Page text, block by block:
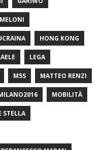
HONG KONG
LEGA
M5S MATTEO RENZI
MOBILITÀ
STELLA